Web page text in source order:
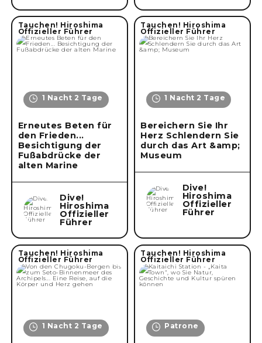
Tauchen! Hiroshima
Offizieller Führer
1 Nacht 2 Tage
Erneutes Beten für
den Frieden...
Besichtigung der
Fußabdrücke der
alten Marine
Dive!
Hiroshima
Offizieller
Führer
Tauchen! Hiroshima
Offizieller Führer
1 Nacht 2 Tage
Bereichern Sie Ihr
Herz Schlendern Sie
durch das Art &amp;
Museum
Dive!
Hiroshima
Offizieller
Führer
Tauchen! Hiroshima
Offizieller Führer
1 Nacht 2 Tage
Tauchen! Hiroshima
Offizieller Führer
Patrone